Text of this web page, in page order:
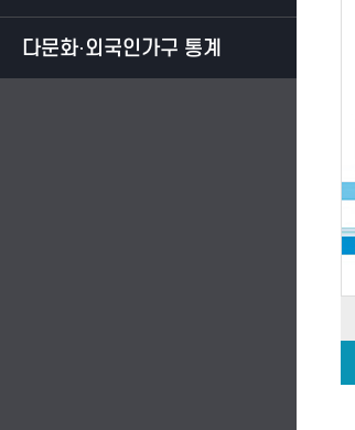
다문화·외국인가구 통계